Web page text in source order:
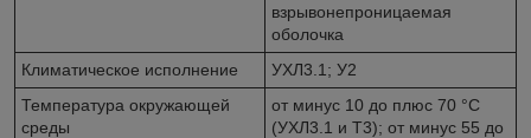
взрывонепроницаемая
оболочка
Климатическое исполнение
УХЛ3.1; У2
Температура окружающей
среды
от минус 10 до плюс 70 °С
(УХЛ3.1 и Т3); от минус 55 до